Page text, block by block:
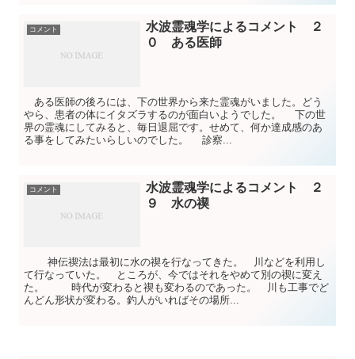
コメント
水波霊魂学によるコメント ２
０ ある医師
ある医師の後ろには、下の世界から来た霊魂がいました。どう
やら、患者の体にイタズラするのが面白いようでした。 下の世
界の霊魂にしてみると、毎日退屈です。せめて、何か達成感のあ
る事をしてみたいらしいのでした。 診察...
コメント
水波霊魂学によるコメント ２
９ 水の禊
神伝禊法は最初に水の禊を行なってきた。 川などを利用し
て行なっていた。 ところが、今ではそれをやめて別の禊に変え
た。 時代が変わると禊も変わるのであった。 川も工事でど
んどん形状が変わる。釣人がいればその場所...